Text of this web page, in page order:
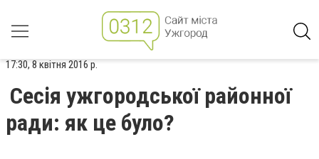
17:30, 8 квітня 2016 р.
Сесія ужгородської районної
ради: як це було?